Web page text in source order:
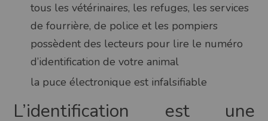
tous les vétérinaires, les refuges, les services
de fourrière, de police et les pompiers
possèdent des lecteurs pour lire le numéro
d’identification de votre animal
la puce électronique est infalsifiable
L’identification est une